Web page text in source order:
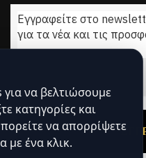
Εγγραφείτε στο
για τα νέα και τις
* να βελτιώσουμε
κατηγορίες και
να απορρίψετε
με ένα κλικ.